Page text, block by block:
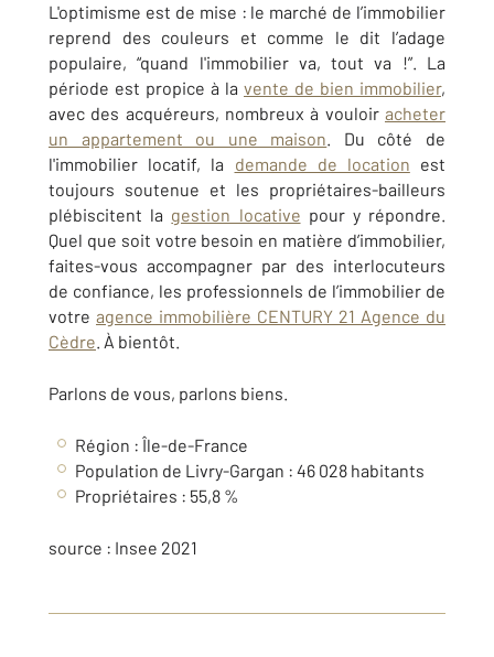
L'optimisme est de mise : le marché de l’immobilier
reprend des couleurs et comme le dit l’adage
populaire, “quand l'immobilier va, tout va !”. La
période est propice à la vente de bien immobilier,
avec des acquéreurs, nombreux à vouloir acheter
un appartement ou une maison. Du côté de
l'immobilier locatif, la demande de location est
toujours soutenue et les propriétaires-bailleurs
plébiscitent la gestion locative pour y répondre.
Quel que soit votre besoin en matière d’immobilier,
faites-vous accompagner par des interlocuteurs
de confiance, les professionnels de l’immobilier de
votre agence immobilière CENTURY 21 Agence du
Cèdre. À bientôt.
Parlons de vous, parlons biens.
Région : Île-de-France
Population de Livry-Gargan : 46 028 habitants
Propriétaires : 55,8 %
source : Insee 2021